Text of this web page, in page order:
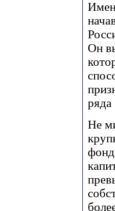
Он
ряда
Не